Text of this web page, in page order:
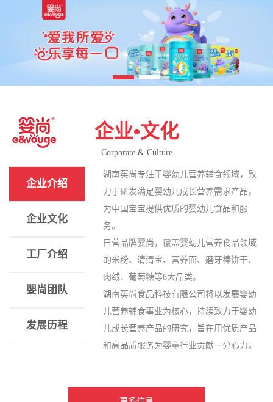
企业•文化
Corporate & Culture
企业介绍
企业文化
工厂介绍
婴尚团队
发展历程
湖南英尚专注于婴幼儿营养辅食领域，致
力于研发满足婴幼儿成长营养需求产品，
为中国宝宝提供优质的婴幼儿食品和服
务。
自营品牌婴尚，覆盖婴幼儿营养食品领域
的米粉、清清宝、营养面、磨牙棒饼干、
肉绒、葡萄糖等6大品类。
湖南英尚食品科技有限公司将以发展婴幼
儿营养辅食事业为核心，持续致力于婴幼
儿成长营养产品的研究，旨在用优质产品
和高品质服务为婴童行业贡献一分心力。